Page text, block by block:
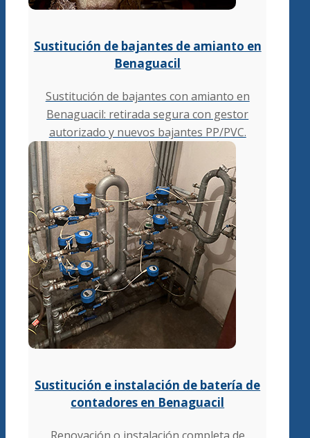
Sustitución de bajantes de amianto en
Benaguacil
Sustitución de bajantes con amianto en
Benaguacil: retirada segura con gestor
autorizado y nuevos bajantes PP/PVC.
Sustitución e instalación de batería de
contadores en Benaguacil